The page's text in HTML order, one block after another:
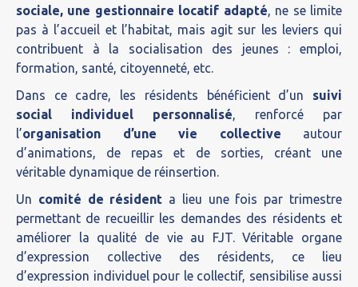
sociale, une gestionnaire locatif adapté, ne se limite
pas à l’accueil et l’habitat, mais agit sur les leviers qui
contribuent à la socialisation des jeunes : emploi,
formation, santé, citoyenneté, etc.
Dans ce cadre, les résidents bénéficient d’un suivi
social individuel personnalisé, renforcé par
l’organisation d’une vie collective autour
d’animations, de repas et de sorties, créant une
véritable dynamique de réinsertion.
Un comité de résident a lieu une fois par trimestre
permettant de recueillir les demandes des résidents et
améliorer la qualité de vie au FJT. Véritable organe
d’expression collective des résidents, ce lieu
d’expression individuel pour le collectif, sensibilise aussi